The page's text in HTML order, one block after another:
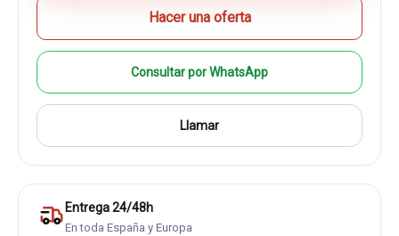
Hacer una oferta
Consultar por WhatsApp
Llamar
Entrega 24/48h
En toda España y Europa